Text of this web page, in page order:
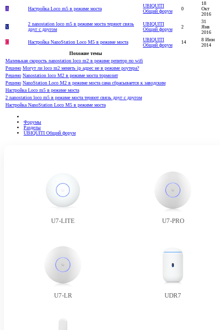
А Настройка Loco m5 в режиме моста
UBIQUITI
Общий форум
0
18
Окт
2016
V
2 nanostation loco m5 в режиме моста теряют связь
друг с другом
UBIQUITI
Общий форум
2
31
Янв
2016
С
Настройка NanoStation Loco M5 в режиме моста
UBIQUITI
Общий форум
14
8 Июн
2014
Похожие темы
Маленькая скорость nanostation loco m2 в режиме репитор по wifi
Решено Могут ли loco m2 менять ip адрес не в режиме роутера?
Решено Nanostation loco M2 в режиме моста тормозит
Решено NanoStation Loco M2 в режиме моста сама сбрасывается к заводским
Настройка Loco m5 в режиме моста
2 nanostation loco m5 в режиме моста теряют связь друг с другом
Настройка NanoStation Loco M5 в режиме моста
Форумы
Разделы
UBIQUITI Общий форум
U7-LITE U7-PRO
U7-LR UDR7